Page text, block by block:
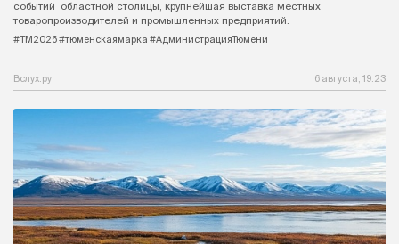
событий областной столицы, крупнейшая выставка местных
товаропроизводителей и промышленных предприятий.
#ТМ2026 #тюменскаямарка #АдминистрацияТюмени
Вслух.ру 6 августа, 19:23